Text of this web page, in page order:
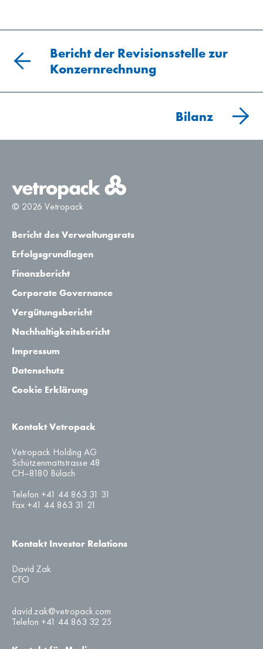
Bericht der Revisionsstelle zur
Konzernrechnung
Bilanz
© 2026 Vetropack
Bericht des Verwaltungsrats
Erfolgsgrundlagen
Finanzbericht
Corporate Governance
Vergütungsbericht
Nachhaltigkeitsbericht
Impressum
Datenschutz
Cookie Erklärung
Kontakt Vetropack
Vetropack Holding AG
Schützenmattstrasse 48
CH–8180 Bülach
Telefon +41 44 863 31 31
Fax +41 44 863 31 21
Kontakt Investor Relations
David Zak
CFO
david.zak@vetropack.com
Telefon +41 44 863 32 25